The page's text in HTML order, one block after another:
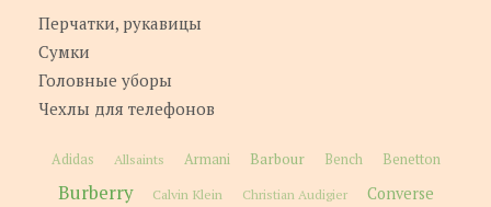
Перчатки, рукавицы
Сумки
Головные уборы
Чехлы для телефонов
Adidas Allsaints Armani Barbour Bench Benetton
Burberry Calvin Klein Christian Audigier Converse